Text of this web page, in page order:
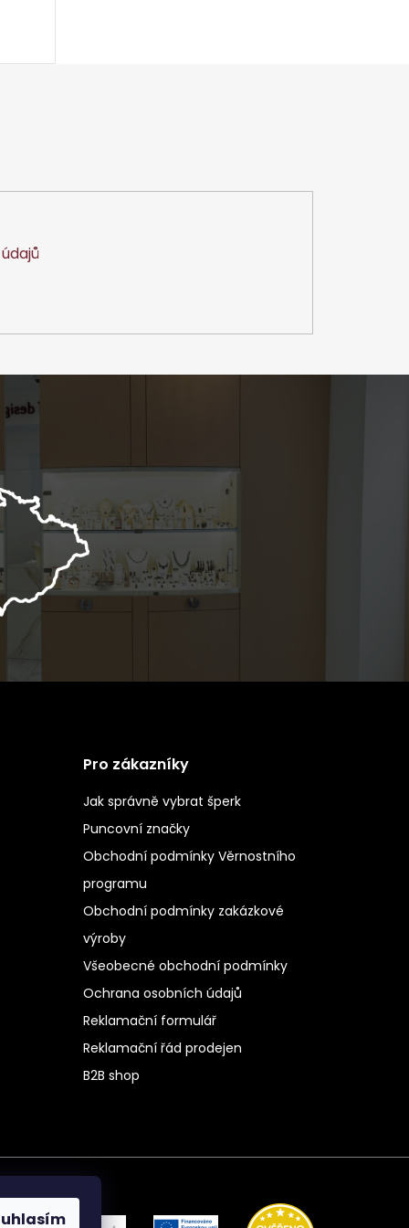
Pro zákazníky
Jak správně vybrat šperk
Puncovní značky
Obchodní podmínky Věrnostního
programu
Obchodní podmínky zakázkové
výroby
Všeobecné obchodní podmínky
Ochrana osobních údajů
Reklamační formulář
Reklamační řád prodejen
B2B shop